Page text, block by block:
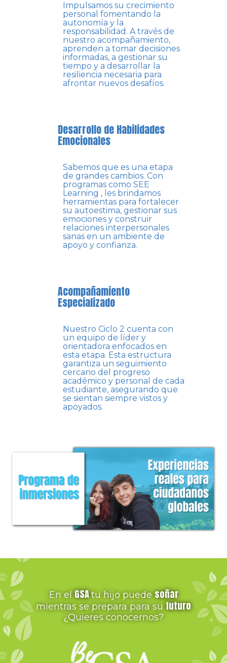
Impulsamos su crecimiento
personal fomentando la
autonomía y la
responsabilidad. A través de
nuestro acompañamiento,
aprenden a tomar decisiones
informadas, a gestionar su
tiempo y a desarrollar la
resiliencia necesaria para
afrontar nuevos desafíos.
Desarrollo de Habilidades
Emocionales
Sabemos que es una etapa
de grandes cambios. Con
programas como SEE
Learning , les brindamos
herramientas para fortalecer
su autoestima, gestionar sus
emociones y construir
relaciones interpersonales
sanas en un ambiente de
apoyo y confianza.
Acompañamiento
Especializado
Nuestro Ciclo 2 cuenta con
un equipo de líder y
orientadora enfocados en
esta etapa. Esta estructura
garantiza un seguimiento
cercano del progreso
académico y personal de cada
estudiante, asegurando que
se sientan siempre vistos y
apoyados.
En el GSAtu hijo puede soñar
mientras se prepara para su futuro
¿Quieres conocernos?